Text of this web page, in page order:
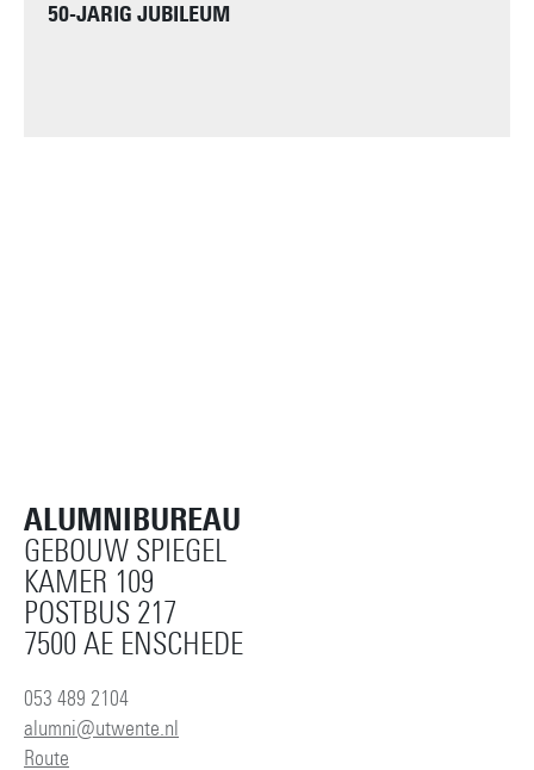
50-JARIG JUBILEUM
ALUMNIBUREAU
GEBOUW SPIEGEL
KAMER 109
POSTBUS 217
7500 AE ENSCHEDE
053 489 2104
alumni@utwente.nl
Route